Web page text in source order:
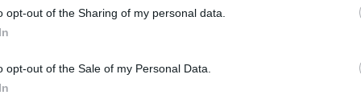
opt-out of the Sharing of my personal data.
opt-out of the Sale of my Personal Data.